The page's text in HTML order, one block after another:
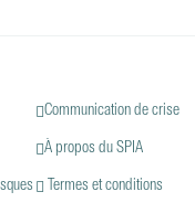
Communication de crise
À propos du SPIA
Termes et conditions